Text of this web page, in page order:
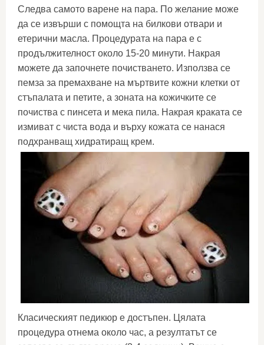
Следва самото варене на пара. По желание може
да се извърши с помощта на билкови отвари и
етерични масла. Процедурата на пара е с
продължителност около 15-20 минути. Накрая
можете да започнете почистването. Използва се
пемза за премахване на мъртвите кожни клетки от
стъпалата и петите, а зоната на кожичките се
почиства с пинсета и мека пила. Накрая краката се
измиват с чиста вода и върху кожата се нанася
подхранващ хидратиращ крем.
Класическият педикюр е достъпен. Цялата
процедура отнема около час, а резултатът се